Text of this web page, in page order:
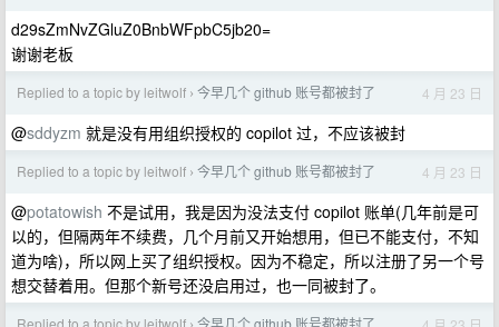
d29sZmNvZGluZ0BnbWFpbC5jb20=
谢谢老板
Replied to a topic by leitwolf › 今早几个 github 账号都被封了 4 月 23 日
@sddyzm 就是没有用组织授权的 copilot 过，不应该被封
Replied to a topic by leitwolf › 今早几个 github 账号都被封了 4 月 23 日
@potatowish 不是试用，我是因为没法支付 copilot 账单(几年前是可
以的，但隔两年不续费，几个月前又开始想用，但已不能支付，不知
道为啥)，所以网上买了组织授权。因为不稳定，所以注册了另一个号
想交替着用。但那个新号还没启用过，也一同被封了。
Replied to a topic by leitwolf 今早几个 github 账号都被封了